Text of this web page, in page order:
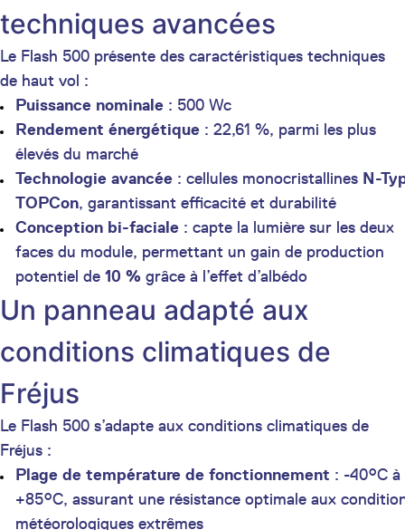
techniques avancées
Le Flash 500 présente des caractéristiques techniques
de haut vol :
Puissance nominale : 500 Wc
Rendement énergétique : 22,61 %, parmi les plus
élevés du marché
Technologie avancée : cellules monocristallines N-
TOPCon, garantissant efficacité et durabilité
Conception bi-faciale : capte la lumière sur les deux
faces du module, permettant un gain de production
potentiel de 10 % grâce à l’effet d’albédo
Un panneau adapté aux
conditions climatiques de
Fréjus
Le Flash 500 s’adapte aux conditions climatiques de
Fréjus :
Plage de température de fonctionnement : -40°C à
+85°C, assurant une résistance optimale aux
météorologiques extrêmes